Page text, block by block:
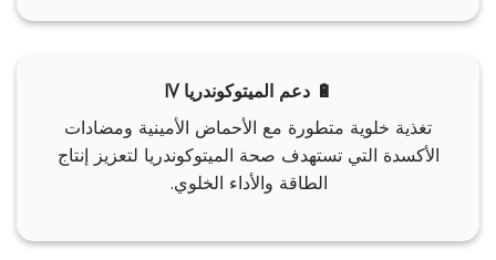
🔋 دعم الميتوكوندريا IV
تغذية خلوية متطورة مع الأحماض الأمينية ومضادات
الأكسدة التي تستهدف صحة الميتوكوندريا لتعزيز إنتاج
الطاقة والأداء الخلوي.